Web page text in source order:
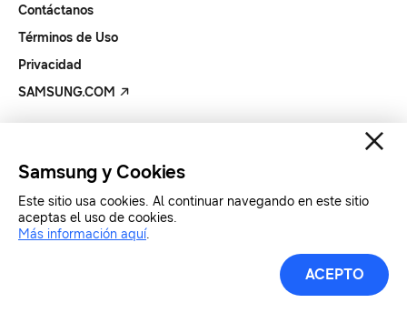
Contáctanos
Términos de Uso
Privacidad
SAMSUNG.COM
Samsung y Cookies
Este sitio usa cookies. Al continuar navegando en este sitio
aceptas el uso de cookies.
Más información aquí.
ACEPTO